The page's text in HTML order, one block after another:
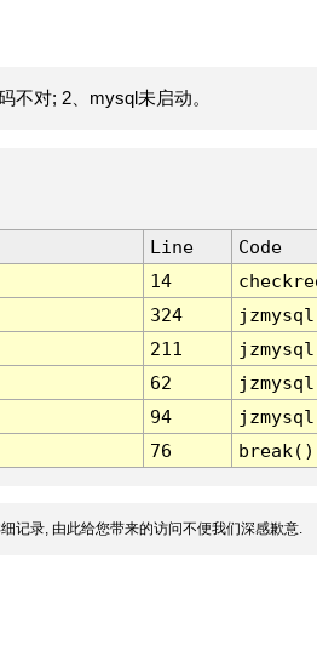
不对; 2、mysql未启动。
Line
Code
14
324
211
62
94
76 break()
记录, 由此给您带来的访问不便我们深感歉意.